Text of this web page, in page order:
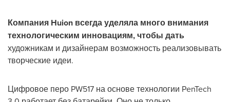
Компания Huion всегда уделяла много внимания
технологическим инновациям, чтобы дать
художникам и дизайнерам возможность реализовывать
творческие идеи.
Цифровое перо PW517 на основе технологии PenTech